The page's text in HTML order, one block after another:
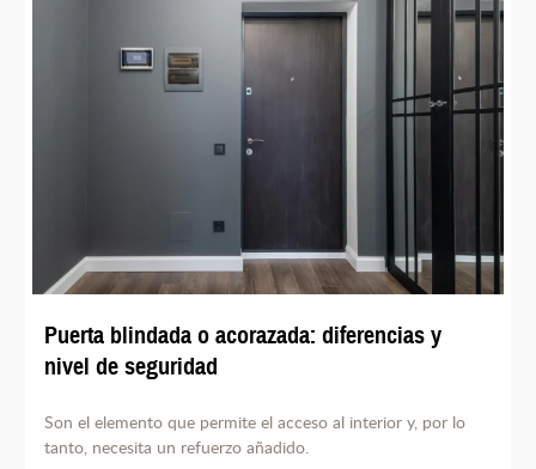
Puerta blindada o acorazada: diferencias y
nivel de seguridad
Son el elemento que permite el acceso al interior y, por lo
tanto, necesita un refuerzo añadido.